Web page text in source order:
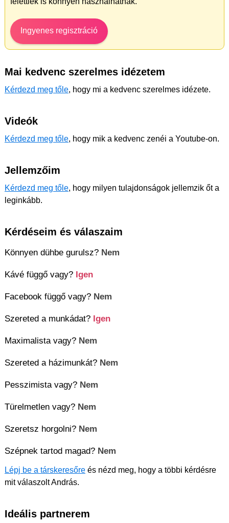
Ingyenes regisztráció
Mai kedvenc szerelmes idézetem
Kérdezd meg tőle, hogy mi a kedvenc szerelmes idézete.
Videók
Kérdezd meg tőle, hogy mik a kedvenc zenéi a Youtube-on.
Jellemzőim
Kérdezd meg tőle, hogy milyen tulajdonságok jellemzik őt a
leginkább.
Kérdéseim és válaszaim
Könnyen dühbe gurulsz? Nem
Kávé függő vagy? Igen
Facebook függő vagy? Nem
Szereted a munkádat? Igen
Maximalista vagy? Nem
Szereted a házimunkát? Nem
Pesszimista vagy? Nem
Türelmetlen vagy? Nem
Szeretsz horgolni? Nem
Szépnek tartod magad? Nem
Lépj be a társkeresőre és nézd meg, hogy a többi kérdésre
mit válaszolt András.
Ideális partnerem